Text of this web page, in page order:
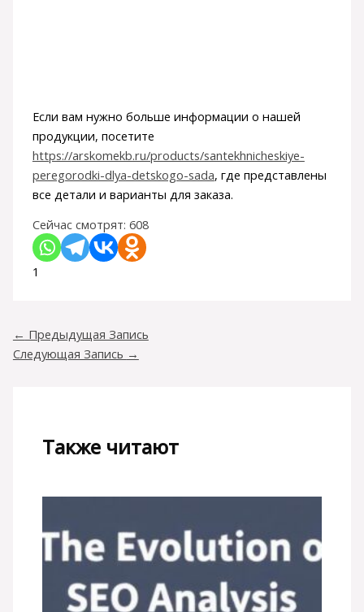
Если вам нужно больше информации о нашей
продукции, посетите
https://arskomekb.ru/products/santekhnicheskiye-
peregorodki-dlya-detskogo-sada, где представлены
все детали и варианты для заказа.
Сейчас смотрят: 608
1
← Предыдущая Запись
Следующая Запись →
Также читают